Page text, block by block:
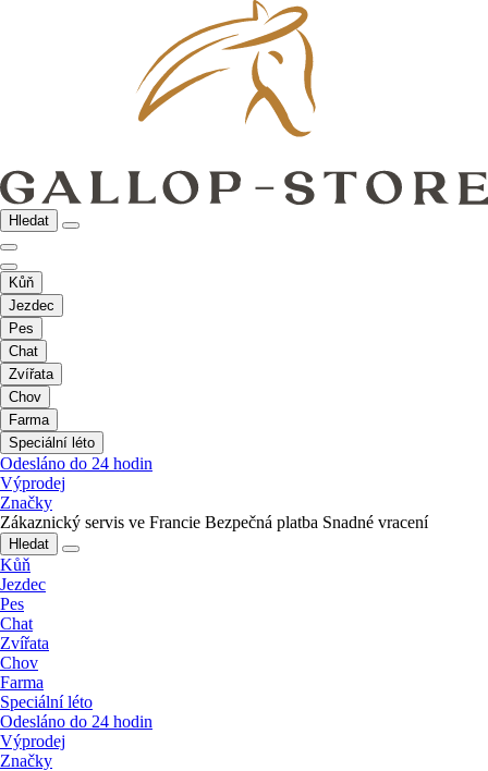
Hledat
Kůň
Jezdec
Pes
Chat
Zvířata
Chov
Farma
Speciální léto
Odesláno do 24 hodin
Výprodej
Značky
Zákaznický servis ve Francie Bezpečná platba Snadné vracení
Hledat
Kůň
Jezdec
Pes
Chat
Zvířata
Chov
Farma
Speciální léto
Odesláno do 24 hodin
Výprodej
Značky